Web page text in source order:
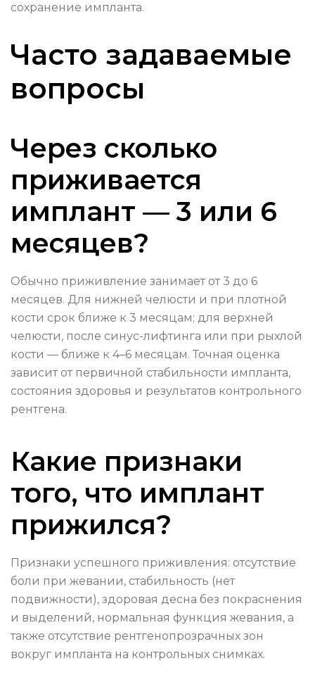
сохранение импланта.
Часто задаваемые
вопросы
Через сколько
приживается
имплант — 3 или 6
месяцев?
Обычно приживление занимает от 3 до 6
месяцев. Для нижней челюсти и при плотной
кости срок ближе к 3 месяцам; для верхней
челюсти, после синус-лифтинга или при рыхлой
кости — ближе к 4–6 месяцам. Точная оценка
зависит от первичной стабильности импланта,
состояния здоровья и результатов контрольного
рентгена.
Какие признаки
того, что имплант
прижился?
Признаки успешного приживления: отсутствие
боли при жевании, стабильность (нет
подвижности), здоровая десна без покраснения
и выделений, нормальная функция жевания, а
также отсутствие рентгенопрозрачных зон
вокруг импланта на контрольных снимках.